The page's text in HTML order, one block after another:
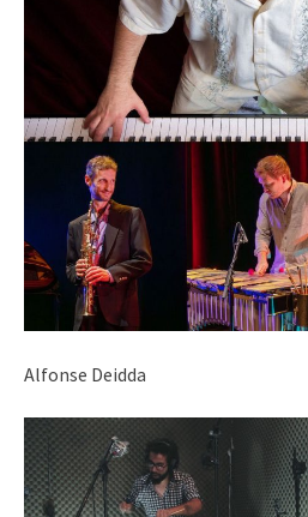
Alfonse Deidda